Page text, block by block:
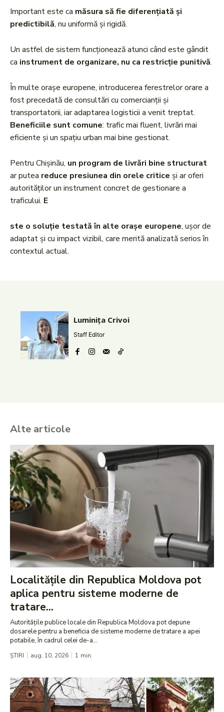
Important este ca măsura să fie diferențiată și
predictibilă, nu uniformă și rigidă.
Un astfel de sistem funcționează atunci când este gândit
ca instrument de organizare, nu ca restricție punitivă.
În multe orașe europene, introducerea ferestrelor orare a
fost precedată de consultări cu comercianții și
transportatorii, iar adaptarea logisticii a venit treptat.
Beneficiile sunt comune: trafic mai fluent, livrări mai
eficiente și un spațiu urban mai bine gestionat.
Pentru Chișinău, un program de livrări bine structurat
ar putea reduce presiunea din orele critice și ar oferi
autorităților un instrument concret de gestionare a
traficului. E
ste o soluție testată în alte orașe europene, ușor de
adaptat și cu impact vizibil, care merită analizată serios în
contextul actual.
Luminița Crivoi
Staff Editor
Alte articole
Localitățile din Republica Moldova pot
aplica pentru sisteme moderne de
tratare...
Autoritățile publice locale din Republica Moldova pot depune
dosarele pentru a beneficia de sisteme moderne de tratare a apei
potabile, în cadrul celei de-a...
ȘTIRI aug. 10, 2026 1 min.